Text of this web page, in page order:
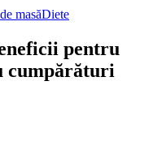
masăDiete
pentru
cumpărături